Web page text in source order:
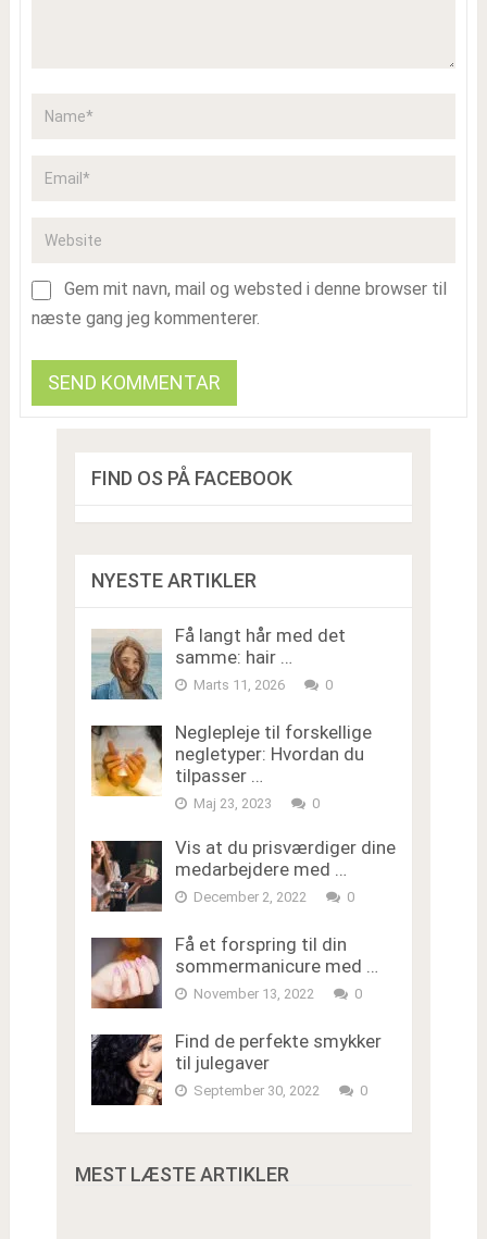
Gem mit navn, mail og websted i denne browser til
næste gang jeg kommenterer.
FIND OS PÅ FACEBOOK
NYESTE ARTIKLER
Få langt hår med det
samme: hair …
Marts 11, 2026 0
Neglepleje til forskellige
negletyper: Hvordan du
tilpasser …
Maj 23, 2023 0
Vis at du prisværdiger dine
medarbejdere med …
December 2, 2022 0
Få et forspring til din
sommermanicure med …
November 13, 2022 0
Find de perfekte smykker
til julegaver
September 30, 2022 0
MEST LÆSTE ARTIKLER